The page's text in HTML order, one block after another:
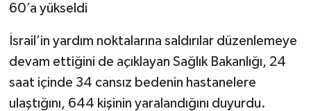
60’a yükseldi
İsrail’in yardım noktalarına saldırılar düzenlemeye
devam ettiğini de açıklayan Sağlık Bakanlığı, 24
saat içinde 34 cansız bedenin hastanelere
ulaştığını, 644 kişinin yaralandığını duyurdu.